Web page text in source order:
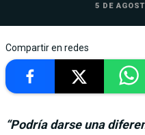
5 DE
Compartir en redes
“Podría darse una